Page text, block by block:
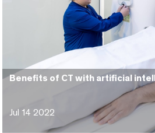
Benefits of CT with artificial
Jul 14 2022